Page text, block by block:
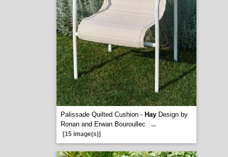
Palissade Quilted Cushion - HayDesign by
Ronan and Erwan Bouroullec
...
[15 image(s)]